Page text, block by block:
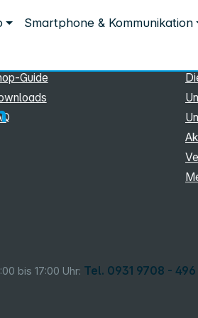
bis 17:00 Uhr: Tel. 0931 9708 - 496
Smartphone & Kommunikation
Guide